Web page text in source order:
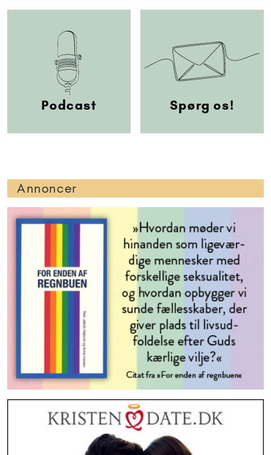
Podcast Spørg os!
Annoncer